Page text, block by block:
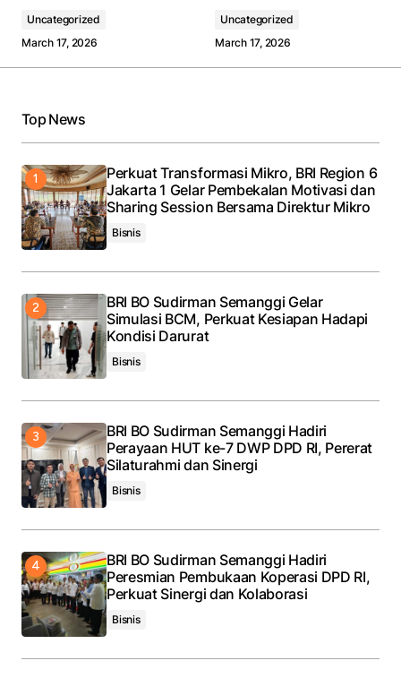
Uncategorized
March 17, 2026
Uncategorized
March 17, 2026
Top News
Perkuat Transformasi Mikro, BRI Region 6
Jakarta 1 Gelar Pembekalan Motivasi dan
Sharing Session Bersama Direktur Mikro
Bisnis
BRI BO Sudirman Semanggi Gelar
Simulasi BCM, Perkuat Kesiapan Hadapi
Kondisi Darurat
Bisnis
BRI BO Sudirman Semanggi Hadiri
Perayaan HUT ke-7 DWP DPD RI, Pererat
Silaturahmi dan Sinergi
Bisnis
BRI BO Sudirman Semanggi Hadiri
Peresmian Pembukaan Koperasi DPD RI,
Perkuat Sinergi dan Kolaborasi
Bisnis